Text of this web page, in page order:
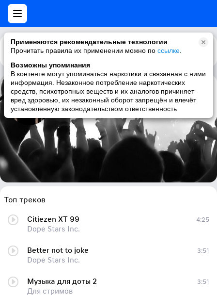
Применяются рекомендательные технологии
Прочитать правила их применении можно по ссылке
Возможны упоминания
В контенте могут упоминаться наркотики и связанная с ними
информация. Незаконное потребление наркотических
средств, психотропных веществ и их аналогов причиняет
вред здоровью, их незаконный оборот запрещён и влечёт
установленную законодательством ответственность
Каталог Рекомендации
Dope Stars Inc.
Топ треков
Citiezen XT 99
Dope Stars Inc.
4:25
Better not to joke
Dope Stars Inc.
3:51
Музыка для доты 2
Для стримов
3:51